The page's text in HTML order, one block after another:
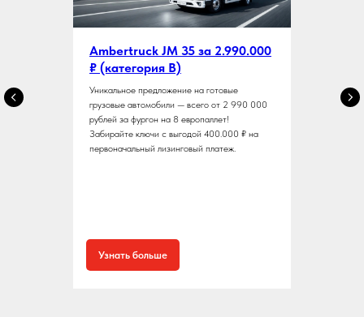
Ambertruck JM 35 за 2.990.000
₽ (категория В)
Уникальное предложение на готовые
грузовые автомобили — всего от 2 990 000
рублей за фургон на 8 европаллет!
Забирайте ключи с выгодой 400.000 ₽ на
первоначальный лизинговый платеж.
Узнать больше